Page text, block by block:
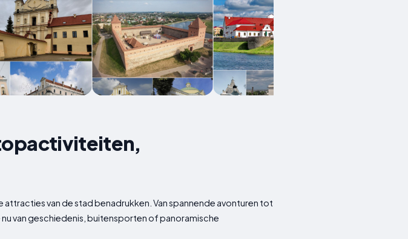
van de stad benadrukken. Van spannende avonturen tot
van geschiedenis, buitensporten of panoramische